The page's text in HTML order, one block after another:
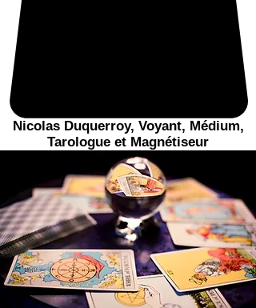
Nicolas Duquerroy, Voyant, Médium,
Tarologue et Magnétiseur